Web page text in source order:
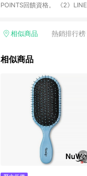
POINTS回饋資格。 《2》
PChome儲值商品、企業專
商家訂單頁面標示「LINE回饋
並依訂單成立時間當下LINE
時間差，如顯示之商品規格
相似商品 熱銷排行榜
相似商品